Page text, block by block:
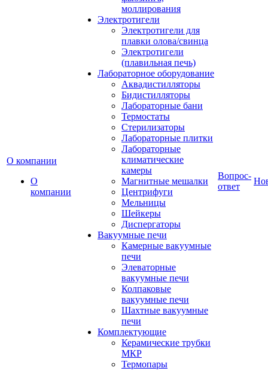
О компании
О
компании
моллирования
Электротигели
Электротигели для
плавки олова/свинца
Электротигели
(плавильная печь)
Лабораторное оборудование
Аквадистилляторы
Бидистилляторы
Лабораторные бани
Термостаты
Стерилизаторы
Лабораторные плитки
Лабораторные
климатические
камеры
Магнитные мешалки
Центрифуги
Мельницы
Шейкеры
Диспергаторы
Вакуумные печи
Камерные вакуумные
печи
Элеваторные
вакуумные печи
Колпаковые
вакуумные печи
Шахтные вакуумные
печи
Комплектующие
Керамические трубки
МКР
Термопары
Вопрос-
ответ